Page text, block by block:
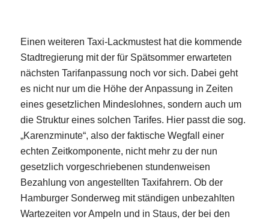
Einen weiteren Taxi-Lackmustest hat die kommende
Stadtregierung mit der für Spätsommer erwarteten
nächsten Tarifanpassung noch vor sich. Dabei geht
es nicht nur um die Höhe der Anpassung in Zeiten
eines gesetzlichen Mindeslohnes, sondern auch um
die Struktur eines solchen Tarifes. Hier passt die sog.
„Karenzminute“, also der faktische Wegfall einer
echten Zeitkomponente, nicht mehr zu der nun
gesetzlich vorgeschriebenen stundenweisen
Bezahlung von angestellten Taxifahrern. Ob der
Hamburger Sonderweg mit ständigen unbezahlten
Wartezeiten vor Ampeln und in Staus, der bei den